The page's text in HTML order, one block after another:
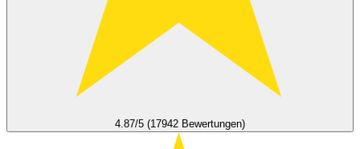
4.87/5 (17942 Bewertungen)